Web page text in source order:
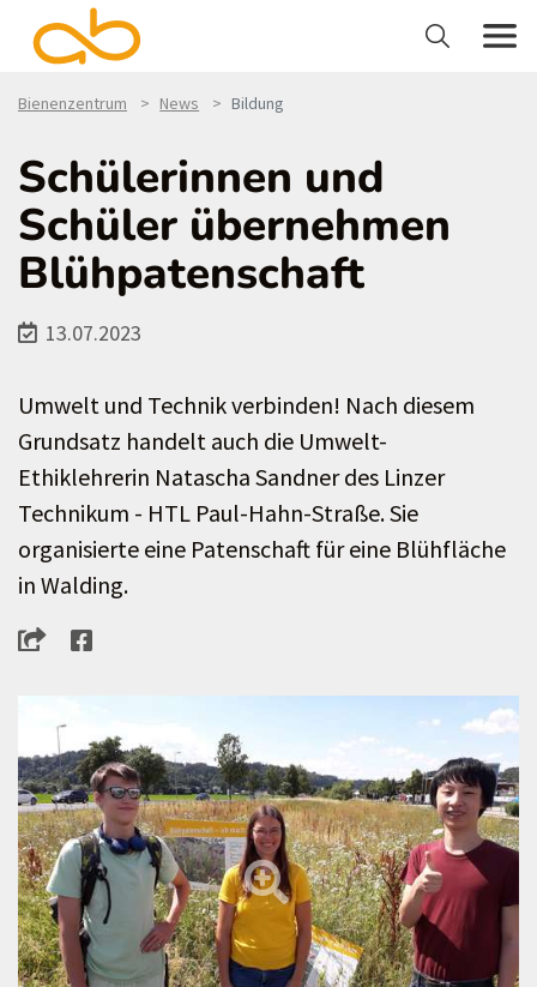
Bienenzentrum News Bildung
Schülerinnen und
Schüler übernehmen
Blühpatenschaft
13.07.2023
Umwelt und Technik verbinden! Nach diesem
Grundsatz handelt auch die Umwelt-
Ethiklehrerin Natascha Sandner des Linzer
Technikum - HTL Paul-Hahn-Straße. Sie
organisierte eine Patenschaft für eine Blühfläche
in Walding.